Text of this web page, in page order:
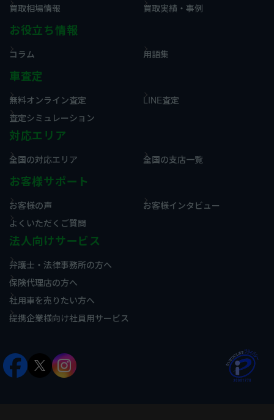
買取相場情報
買取実績・事例
お役立ち情報
コラム 用語集
車査定
無料オンライン査定
LINE査定
査定シミュレーション
対応エリア
全国の対応エリア 全国の支店一覧
お客様サポート
お客様の声
お客様インタビュー
よくいただくご質問
法人向けサービス
弁護士・法律事務所の方へ
保険代理店の方へ
社用車を売りたい方へ
提携企業様向け社員用サービス